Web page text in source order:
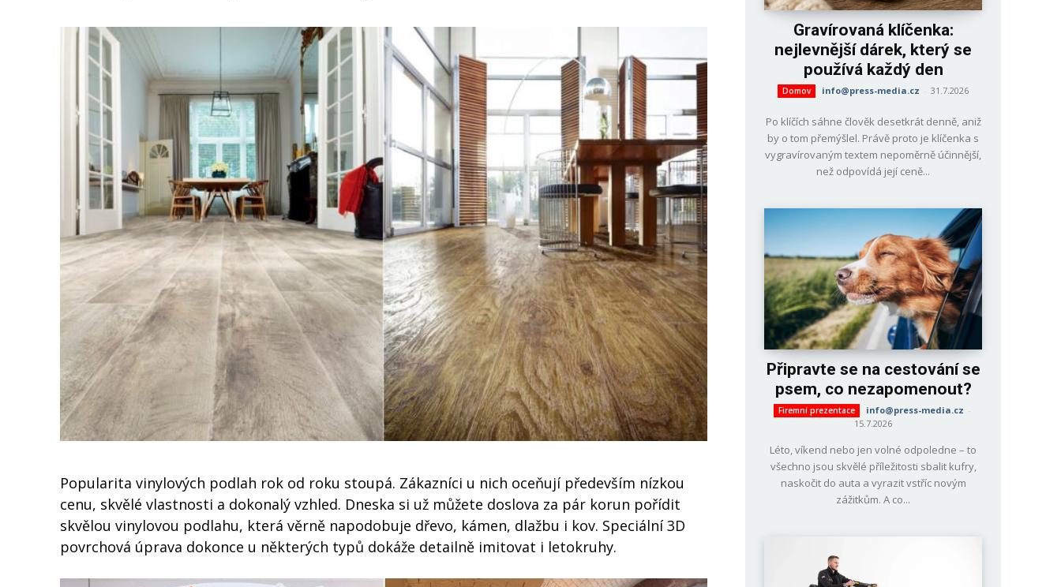
Popularita vinylových podlah rok od roku stoupá. Zákazníci u nich oceňují především nízkou
cenu, skvělé vlastnosti a dokonalý vzhled. Dneska si už můžete doslova za pár korun pořídit
skvělou vinylovou podlahu, která věrně napodobuje dřevo, kámen, dlažbu i kov. Speciální 3D
povrchová úprava dokonce u některých typů dokáže detailně imitovat i letokruhy.
Gravírovaná klíčenka:
nejlevnější dárek, který se
používá každý den
Domov info@press-media.cz - 31.7.2026
Po klíčích sáhne člověk desetkrát denně, aniž
by o tom přemýšlel. Právě proto je klíčenka s
vygravírovaným textem nepoměrně účinnější,
než odpovídá její ceně...
Připravte se na cestování se
psem, co nezapomenout?
Firemní prezentace info@press-media.cz -
15.7.2026
Léto, víkend nebo jen volné odpoledne – to
všechno jsou skvělé příležitosti sbalit kufry,
naskočit do auta a vyrazit vstříc novým
zážitkům. A co...